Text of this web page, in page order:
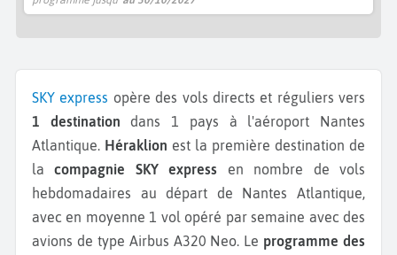
SKY express opère des vols directs et réguliers vers
1 destination dans 1 pays à l'aéroport Nantes
Atlantique. Héraklion est la première destination de
lacompagnie SKY express en nombre de vols
hebdomadaires au départ de Nantes Atlantique,
avec en moyenne 1 vol opéré par semaine avec des
avions de type Airbus A320 Neo. Le programme des